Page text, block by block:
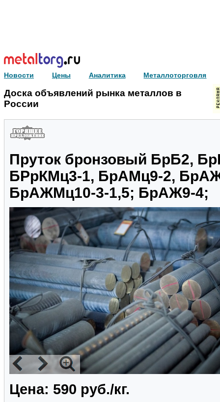
Новости Цены Аналитика Металлоторговля
Доска объявлений рынка металлов в
России
Пруток бронзовый БрБ2,
БРрКМц3-1, БрАМц9-2,
БрАЖМц10-3-1,5; БрАЖ9-4;
Цена: 590 руб./кг.